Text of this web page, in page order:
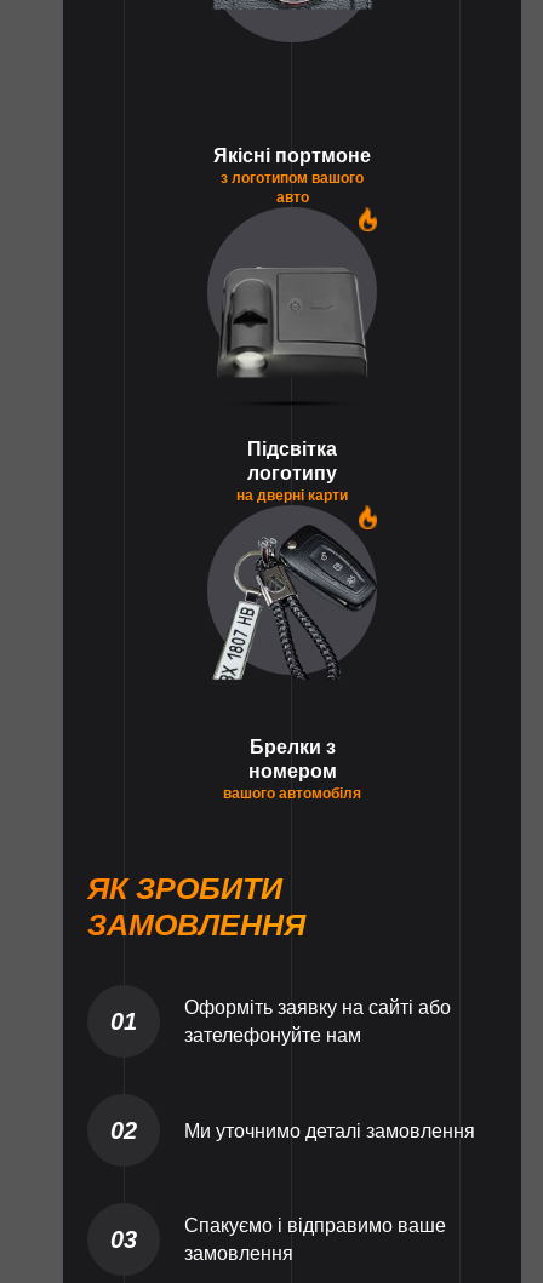
Якісні портмоне
з логотипом вашого
авто
Підсвітка
логотипу
на дверні карти
Брелки з
номером
вашого автомобіля
ЯК ЗРОБИТИ
ЗАМОВЛЕННЯ
01
Оформіть заявку на сайті або
зателефонуйте нам
02 Ми уточнимо деталі замовлення
03
Спакуємо і відправимо ваше
замовлення